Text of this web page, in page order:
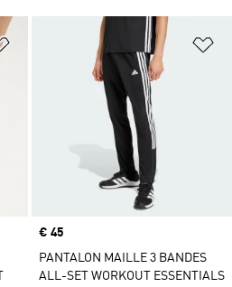
Ajouter à la Liste de produits
Prix
€ 45
PANTALON MAILLE 3 BANDES
ALL-SET WORKOUT ESSENTIALS